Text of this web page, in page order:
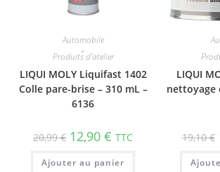
Automobile
,
Produits d'atelier
LIQUI MOLY Liquifast 1402
Colle pare-brise – 310 mL –
6136
20,99€ 12,90€ TTC
Ajouter au panier
LIQUI
nettoyage
19,10€